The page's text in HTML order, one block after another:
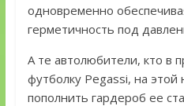
одновременно
герметичность под
А те автолюбители, кто в
футболку Pegassi, на этой
пополнить гардероб ее